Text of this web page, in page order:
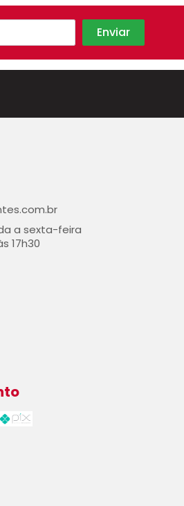
a sexta-feira
17h30